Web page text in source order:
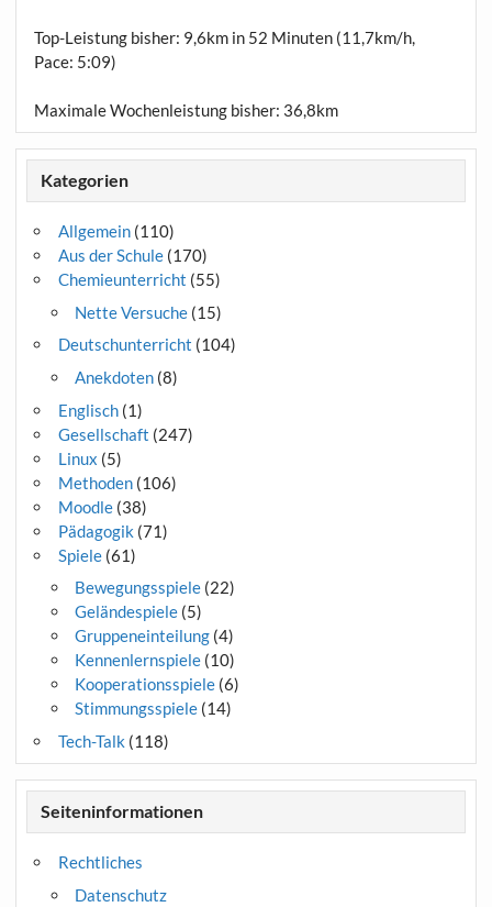
Top-Leistung bisher: 9,6km in 52 Minuten (11,7km/h,
Pace: 5:09)
Maximale Wochenleistung bisher: 36,8km
Kategorien
Allgemein(110)
Aus der Schule(170)
Chemieunterricht (55)
Nette Versuche(15)
Deutschunterricht (104)
Anekdoten(8)
Englisch(1)
Gesellschaft (247)
Linux (5)
Methoden(106)
Moodle(38)
Pädagogik (71)
Spiele(61)
Bewegungsspiele(22)
Geländespiele(5)
Gruppeneinteilung(4)
Kennenlernspiele(10)
Kooperationsspiele(6)
Stimmungsspiele(14)
Tech-Talk (118)
Seiteninformationen
Rechtliches
Datenschutz